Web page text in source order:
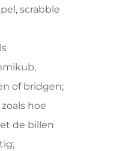
scrabble
of bridgen;
hoe
de billen